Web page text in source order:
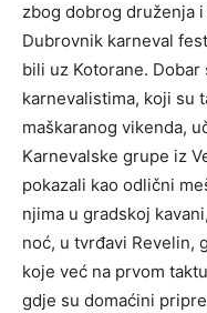
zbog dobrog druženja
Dubrovnik karneval
bili uz Kotorane.
karnevalistima, koji su
maškaranog vikenda,
Karnevalske grupe iz
pokazali kao odlični
njima u gradskoj
noć, u tvrđavi Revelin,
koje već na prvom
gdje su domaćini